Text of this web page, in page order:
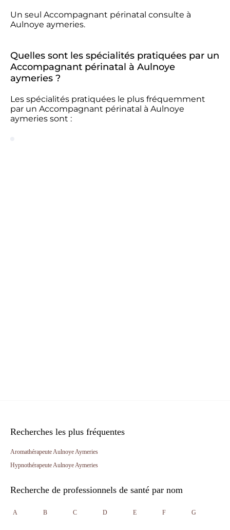
Un seul Accompagnant périnatal consulte à
Aulnoye aymeries.
Quelles sont les spécialités pratiquées par un
Accompagnant périnatal à Aulnoye
aymeries ?
Les spécialités pratiquées le plus fréquemment
par un Accompagnant périnatal à Aulnoye
aymeries sont :
Recherches les plus fréquentes
Aromathérapeute Aulnoye Aymeries
Hypnothérapeute Aulnoye Aymeries
Recherche de professionnels de santé par nom
A B C D E F G